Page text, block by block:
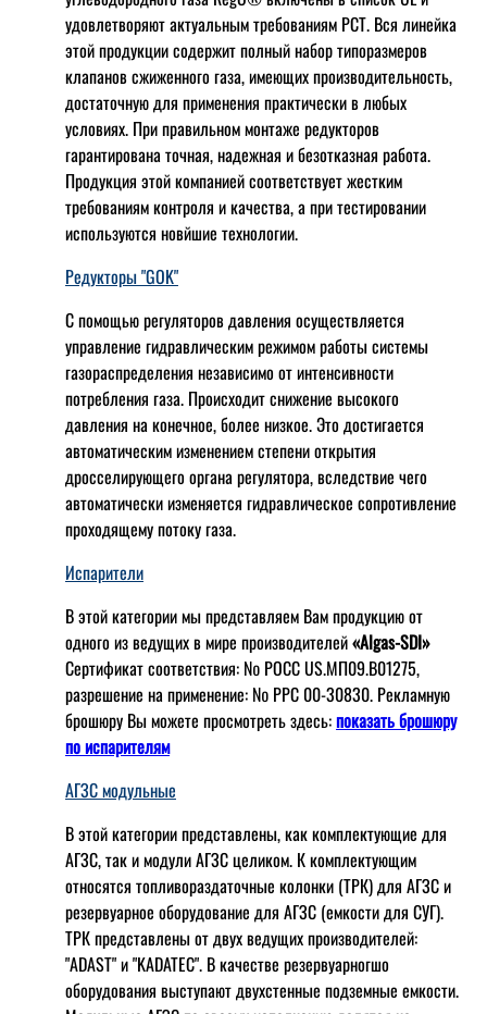
удовлетворяют актуальным требованиям РСТ. Вся линейка
этой продукции содержит полный набор типоразмеров
клапанов сжиженного газа, имеющих производительность,
достаточную для применения практически в любых
условиях. При правильном монтаже редукторов
гарантирована точная, надежная и безотказная работа.
Продукция этой компанией соответствует жестким
требованиям контроля и качества, а при тестировании
используются новйшие технологии.
Редукторы "GOK"
С помощью регуляторов давления осуществляется
управление гидравлическим режимом работы системы
газораспределения независимо от интенсивности
потребления газа. Происходит снижение высокого
давления на конечное, более низкое. Это достигается
автоматическим изменением степени открытия
дросселирующего органа регулятора, вследствие чего
автоматически изменяется гидравлическое сопротивление
проходящему потоку газа.
Испарители
В этой категории мы представляем Вам продукцию от
одного из ведущих в мире производителей«Algas-SDI»
Сертификат соответствия: № РОСС US.МП09.В01275,
разрешение на применение: № РРС 00-30830. Рекламную
брошюру Вы можете просмотреть здесь:показать брошюру
по испарителям
АГЗС модульные
В этой категории представлены, как комплектующие для
АГЗС, так и модули АГЗС целиком. К комплектующим
относятся топливораздаточные колонки (ТРК) для АГЗС и
резервуарное оборудование для АГЗС (емкости для СУГ).
ТРК представлены от двух ведущих производителей:
"ADAST" и "KADATEC". В качестве резервуарногшо
оборудования выступают двухстенные подземные емкости.